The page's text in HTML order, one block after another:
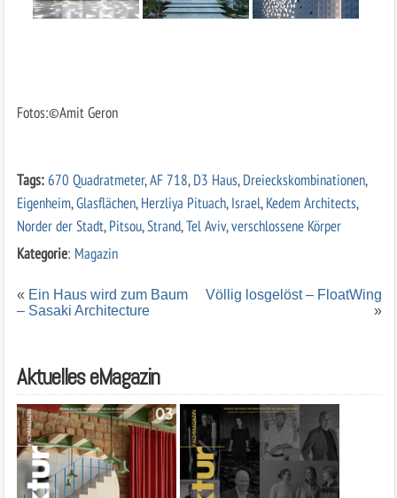
Fotos:©Amit Geron
Tags:670 Quadratmeter,AF 718,D3 Haus,Dreieckskombinationen,
Eigenheim,Glasflächen,Herzliya Pituach,Israel,Kedem Architects,
Norder der Stadt,Pitsou,Strand,Tel Aviv,verschlossene Körper
Kategorie: Magazin
« Ein Haus wird zum Baum
– Sasaki Architecture
Völlig losgelöst – FloatWing
»
Aktuelles eMagazin